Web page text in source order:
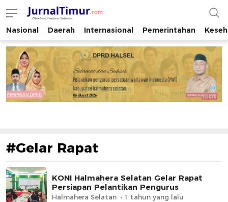
JurnalTimur.com
Membaca Peristiwa Indonesia
Nasional Daerah Internasional Pemerintahan
#Gelar Rapat
KONI Halmahera Selatan Gelar Rapat
Persiapan Pelantikan Pengurus
Halmahera Selatan 1 tahun yang lalu